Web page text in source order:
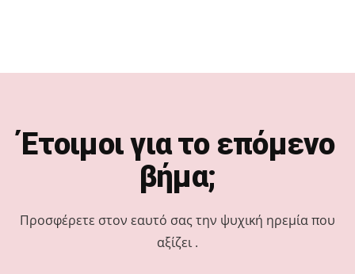
Έτοιμοι για το επόμενο
βήμα;
Προσφέρετε στον εαυτό σας την ψυχική ηρεμία που
αξίζει .